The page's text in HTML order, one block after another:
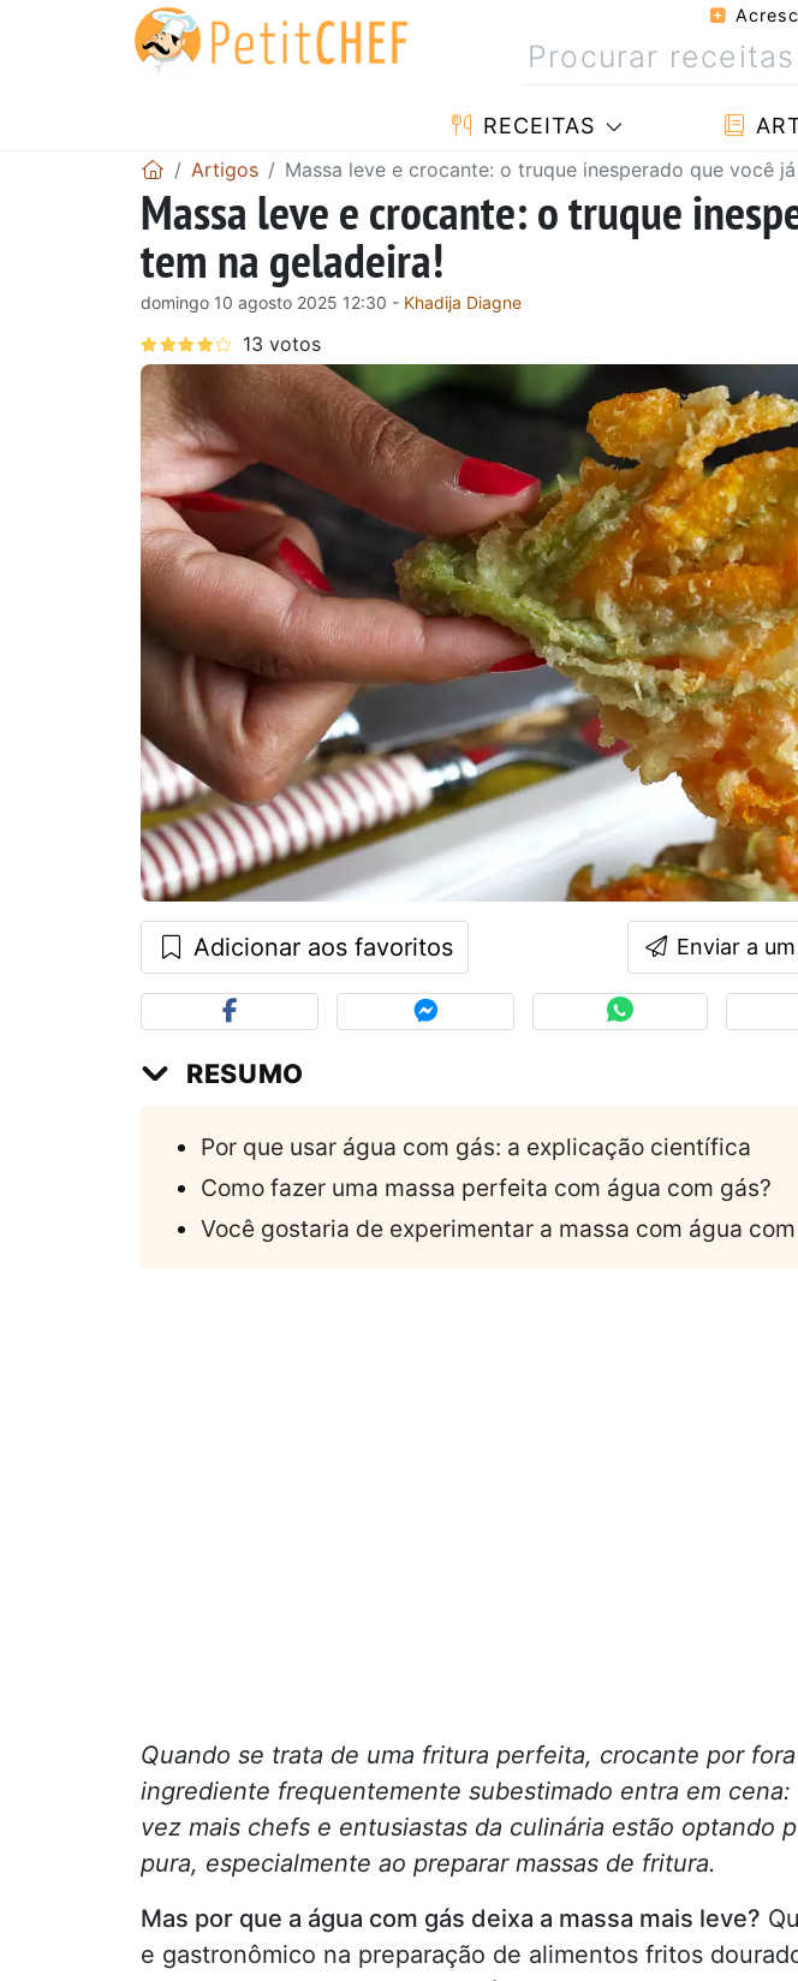
RECEITAS
Artigos Massa leve e crocante: o truque inesperado que você
Massa leve e crocante: o truque
tem na geladeira!
domingo 10 agosto 2025 12:30 - Khadija Diagne
Adicionar aos favoritos Enviar a
RESUMO
Por que usar água com gás: a explicação científica
Como fazer uma massa perfeita com água com gás?
Você gostaria de experimentar a massa com água
Quando se trata de uma fritura perfeita, crocante por
ingrediente frequentemente subestimado entra em cena:
vez mais chefs e entusiastas da culinária estão optando
pura, especialmente ao preparar massas de fritura.
Mas por que a água com gás deixa a massa mais leve?
e gastronômico na preparação de alimentos fritos